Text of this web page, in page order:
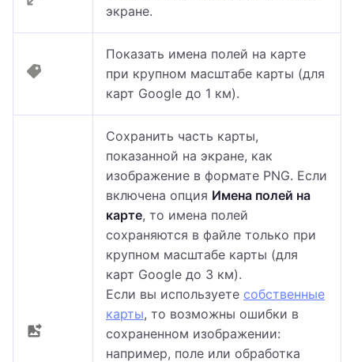
экране.
Показать имена полей на карте
при крупном масштабе карты (для
карт Google до 1 км).
Сохранить часть карты,
показанной на экране, как
изображение в формате PNG. Если
включена опция Имена полей на
карте, то имена полей
сохраняются в файле только при
крупном масштабе карты (для
карт Google до 3 км).
Если вы используете собственные
карты, то возможны ошибки в
сохраненном изображении:
например, поле или обработка